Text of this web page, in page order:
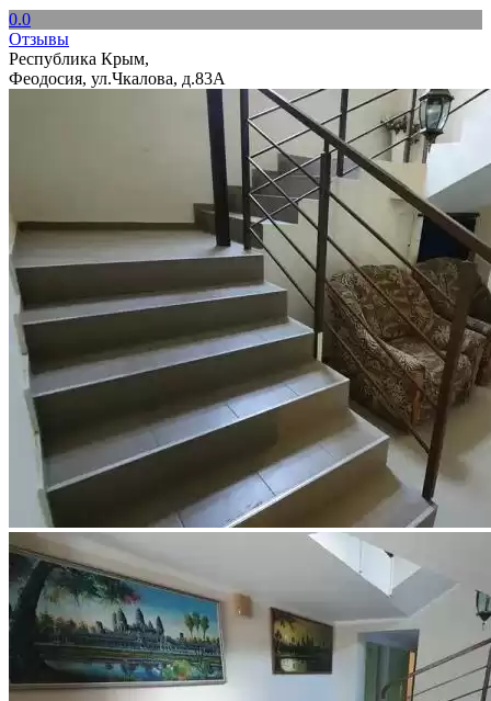
0.0
Отзывы
Республика Крым,
Феодосия, ул.Чкалова, д.83А